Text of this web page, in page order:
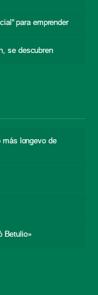
para emprender
se descubren
más longevo de
Betulio»